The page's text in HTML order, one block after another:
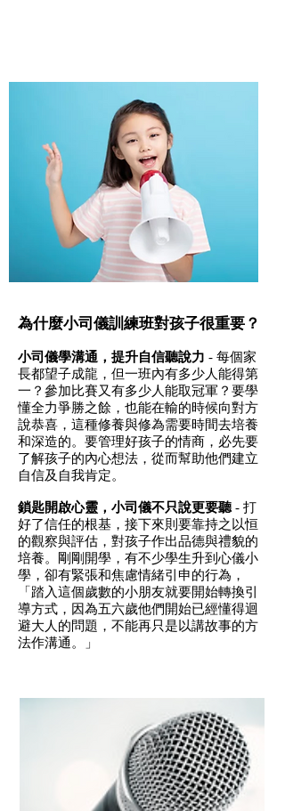
為什麼小司儀訓練班對孩子很重要？
小司儀學溝通，提升自信聽說力 - 每個家
長都望子成龍，但一班內有多少人能得第
一？參加比賽又有多少人能取冠軍？要學
懂全力爭勝之餘，也能在輸的時候向對方
說恭喜，這種修養與修為需要時間去培養
和深造的。要管理好孩子的情商，必先要
了解孩子的內心想法，從而幫助他們建立
自信及自我肯定。
鎖匙開啟心靈，小司儀不只說更要聽 - 打
好了信任的根基，接下來則要靠持之以恒
的觀察與評估，對孩子作出品德與禮貌的
培養。剛剛開學，有不少學生升到心儀小
學，卻有緊張和焦慮情緒引申的行為，
「踏入這個歲數的小朋友就要開始轉換引
導方式，因為五六歲他們開始已經懂得迴
避大人的問題，不能再只是以講故事的方
法作溝通。」